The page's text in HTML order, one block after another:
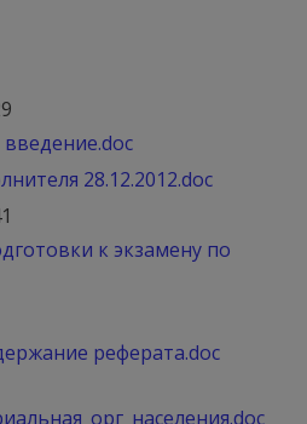
введение.doc
28.12.2012.doc
к экзамену по
реферата.doc